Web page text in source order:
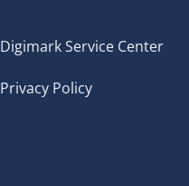
Digimark Service Center
Privacy Policy